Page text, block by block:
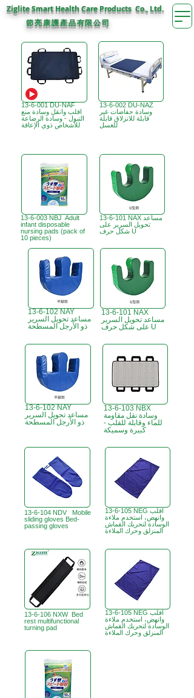
Ziglite Smart Health Care Products Co., Ltd.
節亮康護產品有限公司
13-6-001 DU-NAF
اقلب وانقل وسادة منع
التبول - وسادة الرضاعة
للأشخاص ذوي الإعاقة
13-6-002 DU-NAZ
وسادة حفاضات غير
قابلة للانزلاق قابلة
للغسل
13-6-003 NBJ Adult
infant disposable
nursing pads (pack of
10 pieces)
13-6-101 NAX مساعد
تحويل السرير على
شكل حرف U
13-6-102 NAY
مساعد تحويل السرير
ذو الأرجل المسطحة
13-6-101 NAX
مساعد تحويل السرير
على شكل حرف U
13-6-102 NAY
مساعد تحويل السرير
ذو الأرجل المسطحة
13-6-103 NBX
وسادة نقل مقاومة
للماء وقابلة للقلب -
كبيرة وسميكة
13-6-104 NDV Mobile
sliding gloves Bed-
passing gloves
13-6-105 NEG اقلب
وانهض، استخدم ملاءة
الوسادة لتحريك القماش
المنزلق وحرك الملاءة
13-6-106 NXW Bed
rest multifunctional
turning pad
13-6-105 NEG اقلب
وانهض، استخدم ملاءة
الوسادة لتحريك القماش
المنزلق وحرك الملاءة